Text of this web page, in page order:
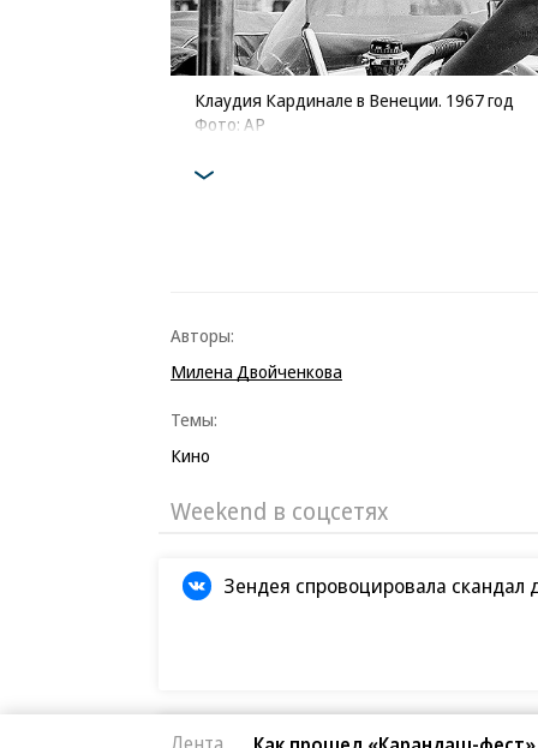
Клаудия Кардинале в Венеции. 1967 год
Фото: AP
Авторы:
Милена Двойченкова
Темы:
Кино
Weekend в соцсетях
Зендея спровоцировала
Кристофер Нолан назвал